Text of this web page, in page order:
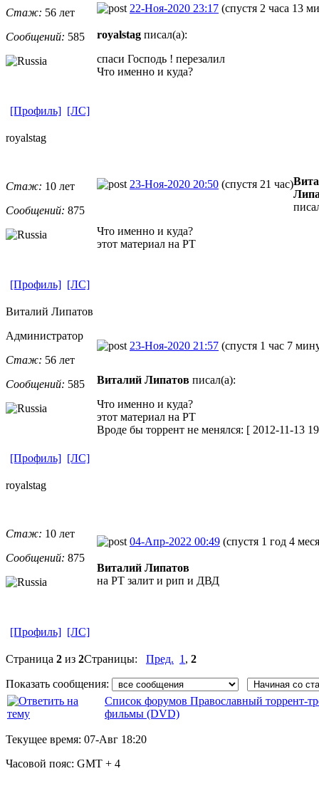
Стаж: 56 лет
Сообщений: 585
22-Ноя-2020 23:17 (спустя 2 часа 13
royalstag писал(а):
спаси Господь ! перезалил
Что именно и куда?
[Профиль] [ЛС]
royalstag
Стаж: 10 лет
Сообщений: 875
23-Ноя-2020 20:50 (спустя 21 час)
Что именно и куда?
этот материал на РТ
[Профиль] [ЛС]
Виталий Липатов
Администратор
Стаж: 56 лет
Сообщений: 585
23-Ноя-2020 21:57 (спустя 1 час 7
Виталий Липатов писал(а):
Что именно и куда?
этот материал на РТ
Вроде бы торрент не менялся: [ 2012-11-13
[Профиль] [ЛС]
royalstag
Стаж: 10 лет
Сообщений: 875
04-Апр-2022 00:49 (спустя 1 год 4
Виталий Липатов
на РТ залит и рип и ДВД
[Профиль] [ЛС]
Страница 2 из 2Страницы: Пред. 1 , 2
Показать сообщения:
Список форумов Православный торрент-
фильмы (DVD)
Текущее время: 07-Авг 18:20
Часовой пояс: GMT + 4